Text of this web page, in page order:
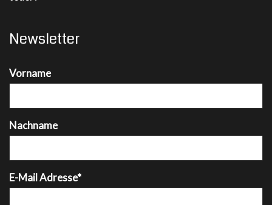
Newsletter
Vorname
Nachname
E-Mail Adresse*